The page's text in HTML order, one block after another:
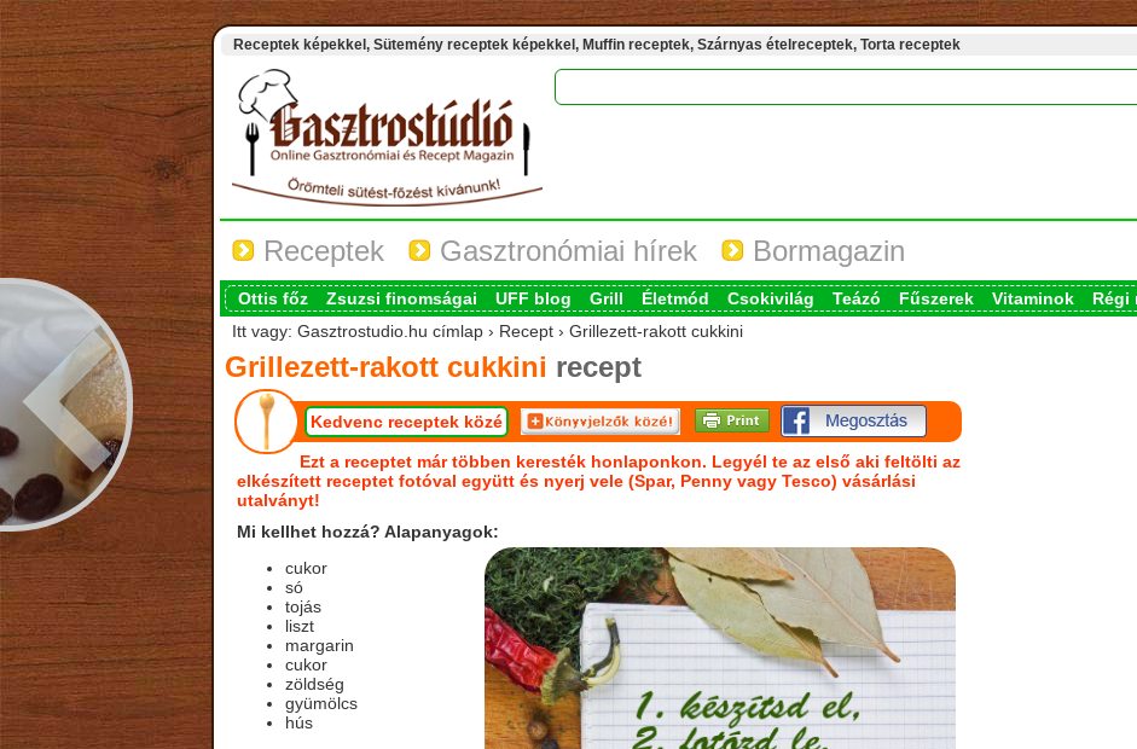
Receptek képekkel, Sütemény receptek képekkel, Muffin receptek, Szárnyas ételreceptek, Torta receptek
Receptek Gasztronómiai hírek Bormagazin
Ottis főz Zsuzsi finomságai UFF blog Grill Életmód Csokivilág Teázó Fűszerek Vitaminok
Régi
Itt vagy: Gasztrostudio.hu címlap › Recept › Grillezett-rakott cukkini
Grillezett-rakott cukkini recept
Kedvenc receptek közé
Ezt a receptet már többen keresték honlaponkon. Legyél te az első aki feltölti az
elkészített receptet fotóval együtt és nyerj vele (Spar, Penny vagy Tesco) vásárlási
utalványt!
Mi kellhet hozzá? Alapanyagok:
cukor
só
tojás
liszt
margarin
cukor
zöldség
gyümölcs
hús